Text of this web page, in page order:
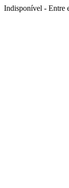
Indisponível - Entre